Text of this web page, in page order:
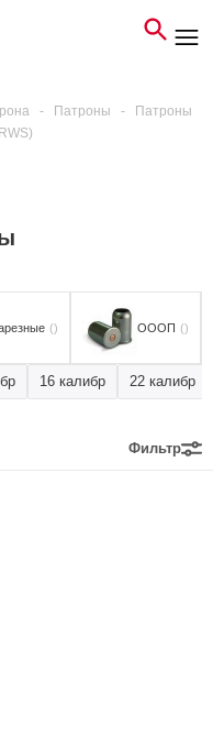
- Патроны -
Патроны
() ОООП ()
16 калибр 22 калибр
Фильтр